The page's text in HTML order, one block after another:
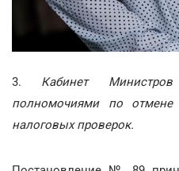
3. Кабинет
полномочиями по отмене
налоговых проверок.